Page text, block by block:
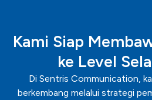
Kami Siap
ke Level
Di Sentris Communication,
berkembang melalui strategi